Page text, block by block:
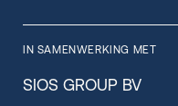
IN SAMENWERKING MET
SIOS GROUP BV